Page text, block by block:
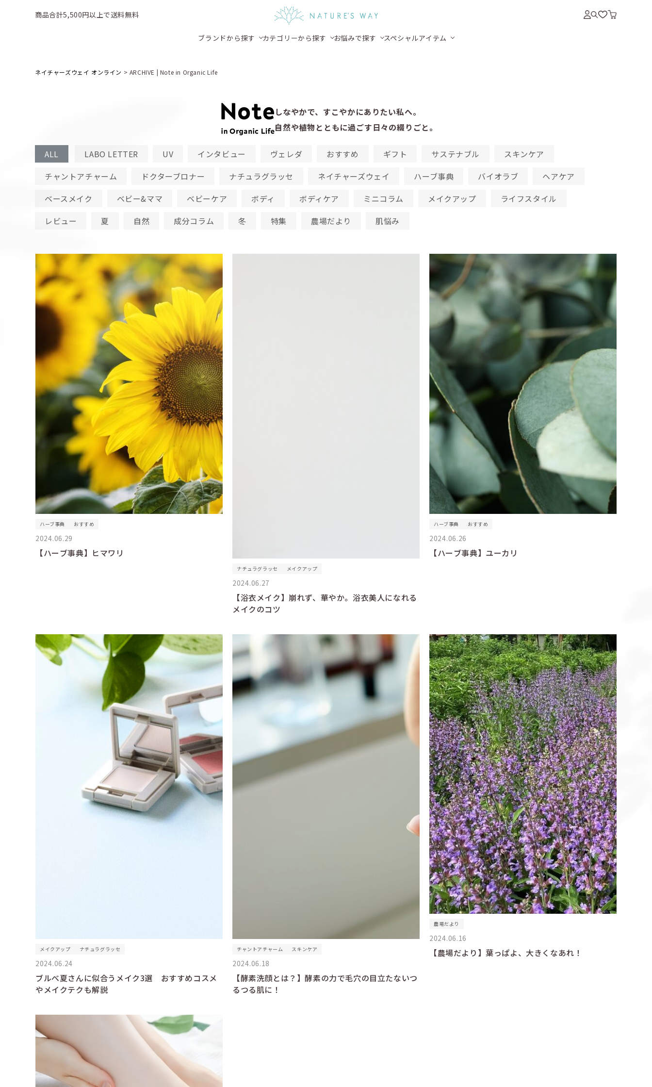
商品合計5,500円以上で送料無料
ブランドから探す カテゴリーから探す お悩みで探す スペシャルアイテム
ネイチャーズウェイ オンライン > ARCHIVE | Note in Organic Life
しなやかで、すこやかにありたい私へ。
自然や植物とともに過ごす日々の綴りごと。
ALL LABO LETTER UV インタビュー ヴェレダ おすすめ ギフト サステナブル
スキンケア
チャントアチャーム
ドクターブロナー ナチュラグラッセ ネイチャーズウェイ ハーブ事典 バイオラブ
ヘアケア
ベースメイク
ベビー&ママ ベビーケア ボディ ボディケア ミニコラム メイクアップ
ライフスタイル
レビュー
夏 自然 成分コラム 冬 特集 農場だより 肌悩み
ハーブ事典 おすすめ
2024.06.29
【ハーブ事典】ヒマワリ
ナチュラグラッセ メイクアップ
2024.06.27
【浴衣メイク】崩れず、華やか。浴衣美人になれる
メイクのコツ
ハーブ事典 おすすめ
2024.06.26
【ハーブ事典】ユーカリ
メイクアップ ナチュラグラッセ
2024.06.24
ブルべ夏さんに似合うメイク3選 おすすめコスメ
やメイクテクも解説
チャントアチャーム スキンケア
2024.06.18
【酵素洗顔とは？】酵素の力で毛穴の目立たないつ
るつる肌に！
農場だより
2024.06.16
【農場だより】葉っぱよ、大きくなあれ！